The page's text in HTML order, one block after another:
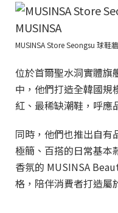
MUSINSA Store Seongsu 球鞋
位於首爾聖水洞實體旗
中，他們打造全韓國規
紅、最稀缺潮鞋，呼應
同時，他們也推出自有
極簡、百搭的日常基本
香氛的 MUSINSA
格，陪伴消費者打造屬